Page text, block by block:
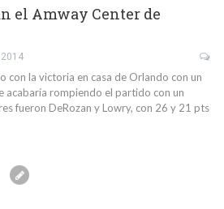
el Amway Center de
2014
con la victoria en casa de Orlando con un
acabaría rompiendo el partido con un
fueron DeRozan y Lowry, con 26 y 21 pts